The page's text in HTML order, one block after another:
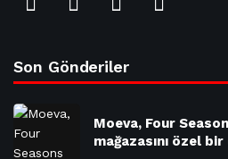
Son Gönderiler
Moeva, Four
mağazasını özel